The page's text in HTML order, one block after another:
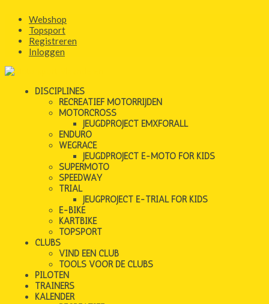
Webshop
Topsport
Registreren
Inloggen
DISCIPLINES
RECREATIEF MOTORRIJDEN
MOTORCROSS
JEUGDPROJECT EMXFORALL
ENDURO
WEGRACE
JEUGDPROJECT E-MOTO FOR KIDS
SUPERMOTO
SPEEDWAY
TRIAL
JEUGPROJECT E-TRIAL FOR KIDS
E-BIKE
KARTBIKE
TOPSPORT
CLUBS
VIND EEN CLUB
TOOLS VOOR DE CLUBS
PILOTEN
TRAINERS
KALENDER